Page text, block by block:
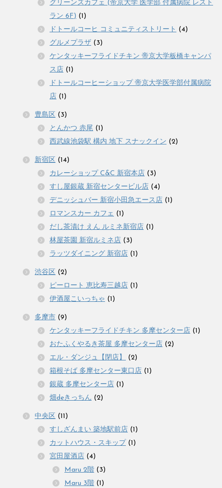
グリーンズカフェ (帝京大学 医学部 付属病院 レスト
ラン 6F) (1)
ドトールコーヒ コミュニティストリート (4)
グルメプラザ (3)
ケンタッキーフライドチキン 帝京大学板橋キャンパ
ス店 (1)
ドトールコーヒーショップ 帝京大学医学部付属病院
店 (1)
豊島区 (3)
とんかつ 赤尾 (1)
西武線池袋駅 構内 地下 スナックイン (2)
新宿区 (14)
カレーショップ C&C 新宿本店 (3)
すし屋銀蔵 新宿センタービル店 (4)
デニッシュバー 新宿小田急エース店 (1)
ロマンスカー カフェ (1)
だし茶漬け えん ルミネ新宿店 (1)
林屋茶園 新宿ルミネ店 (3)
ラッツダイニング 新宿店 (1)
渋谷区 (2)
ピーロート 恵比寿三越店 (1)
伊酒屋こいっちゃ (1)
多摩市 (9)
ケンタッキーフライドチキン 多摩センター店 (1)
おたふくやるき茶屋 多摩センター店 (2)
エル・ダンジュ【閉店】
(2)
箱根そば 多摩センター東口店 (1)
銀蔵 多摩センター店 (1)
畑deきっちん (2)
中央区 (11)
すしざんまい 築地駅前店 (1)
カットハウス・スキップ (1)
宮田屋酒店 (4)
Maru 2階 (3)
Maru 3階 (1)